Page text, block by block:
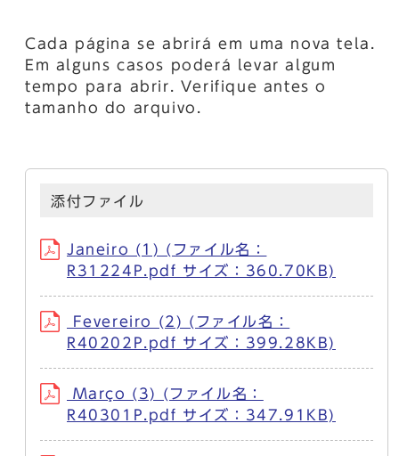
Cada página se abrirá em uma nova tela.
Em alguns casos poderá levar algum
tempo para abrir. Verifique antes o
tamanho do arquivo.
添付ファイル
Janeiro (1) (ファイル名：
R31224P.pdf サイズ：360.70KB)
Fevereiro (2) (ファイル名：
R40202P.pdf サイズ：399.28KB)
Março (3) (ファイル名：
R40301P.pdf サイズ：347.91KB)